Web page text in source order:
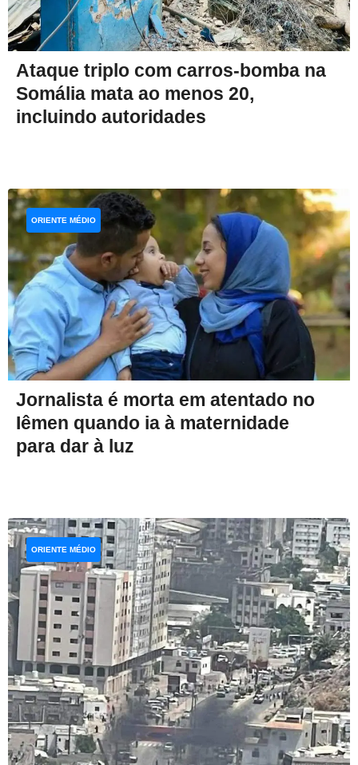
Ataque triplo com carros-bomba na
Somália mata ao menos 20,
incluindo autoridades
Jornalista é morta em atentado no
Iêmen quando ia à maternidade
para dar à luz
ORIENTE MÉDIO
ORIENTE MÉDIO